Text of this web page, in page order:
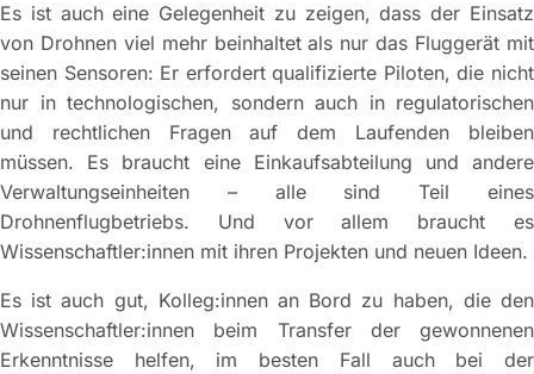
Es ist auch eine Gelegenheit zu zeigen, dass der Einsatz
von Drohnen viel mehr beinhaltet als nur das Fluggerät mit
seinen Sensoren: Er erfordert qualifizierte Piloten, die nicht
nur in technologischen, sondern auch in regulatorischen
und rechtlichen Fragen auf dem Laufenden bleiben
müssen. Es braucht eine Einkaufsabteilung und andere
Verwaltungseinheiten – alle sind Teil eines
Drohnenflugbetriebs. Und vor allem braucht es
Wissenschaftler:innen mit ihren Projekten und neuen Ideen.
Es ist auch gut, Kolleg:innen an Bord zu haben, die den
Wissenschaftler:innen beim Transfer der gewonnenen
Erkenntnisse helfen, im besten Fall auch bei der